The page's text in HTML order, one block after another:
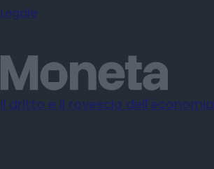
Legale
Il dritto e il rovescio dell'economia